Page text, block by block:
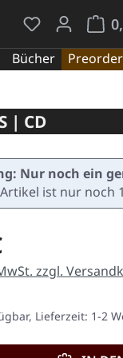
Du hast 0
Bücher Preorder
| CD
Nur noch ein
ist nur noch
zzgl.
Lieferzeit: 1-2